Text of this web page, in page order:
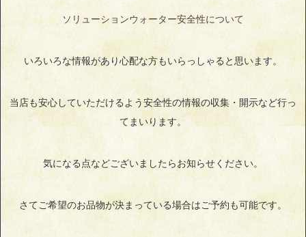
ソリューションウォーター安全性について
いろいろな情報があり心配な方もいらっしゃると思います。
当店も安心していただけるよう安全性の情報の収集・開示など行っ
てまいります。
気になる点などございましたらお知らせください。
さてご希望のお品物が決まっている場合はご予約も可能です。